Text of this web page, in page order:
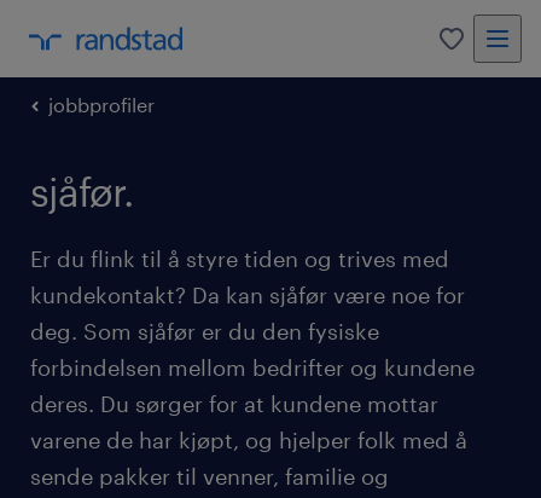
0
jobbprofiler
sjåfør.
Er du flink til å styre tiden og trives med
kundekontakt? Da kan sjåfør være noe for
deg. Som sjåfør er du den fysiske
forbindelsen mellom bedrifter og kundene
deres. Du sørger for at kundene mottar
varene de har kjøpt, og hjelper folk med å
sende pakker til venner, familie og